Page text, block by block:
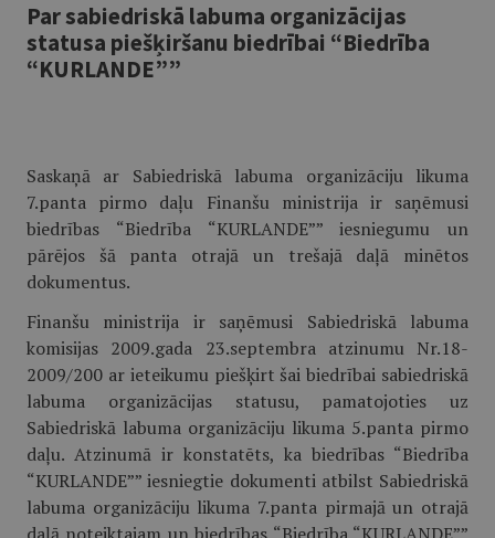
Par sabiedriskā labuma organizācijas
statusa piešķiršanu biedrībai “Biedrība
“KURLANDE””
Saskaņā ar Sabiedriskā labuma organizāciju likuma
7.panta pirmo daļu Finanšu ministrija ir saņēmusi
biedrības “Biedrība “KURLANDE”” iesniegumu un
pārējos šā panta otrajā un trešajā daļā minētos
dokumentus.
Finanšu ministrija ir saņēmusi Sabiedriskā labuma
komisijas 2009.gada 23.septembra atzinumu Nr.18-
2009/200 ar ieteikumu piešķirt šai biedrībai sabiedriskā
labuma organizācijas statusu, pamatojoties uz
Sabiedriskā labuma organizāciju likuma 5.panta pirmo
daļu. Atzinumā ir konstatēts, ka biedrības “Biedrība
“KURLANDE”” iesniegtie dokumenti atbilst Sabiedriskā
labuma organizāciju likuma 7.panta pirmajā un otrajā